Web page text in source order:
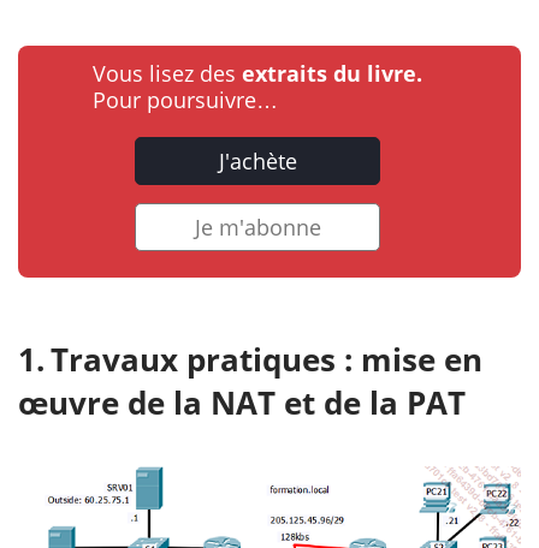
Vous lisez des extraits du livre.
Pour poursuivre…
J'achète
Je m'abonne
Travaux pratiques : mise en
œuvre de la NAT et de la PAT